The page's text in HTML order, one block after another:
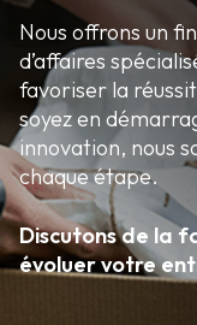
Nous offrons un
d’affaires
favoriser la
soyez en
innovation, nous
chaque étape.
Discutons de la
évoluer votre